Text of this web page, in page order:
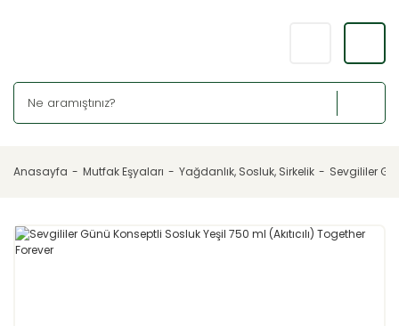
Anasayfa Mutfak Eşyaları Yağdanlık, Sosluk, Sirkelik Sevgililer